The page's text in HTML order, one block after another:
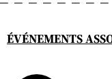
ÉVÉNEMENTS